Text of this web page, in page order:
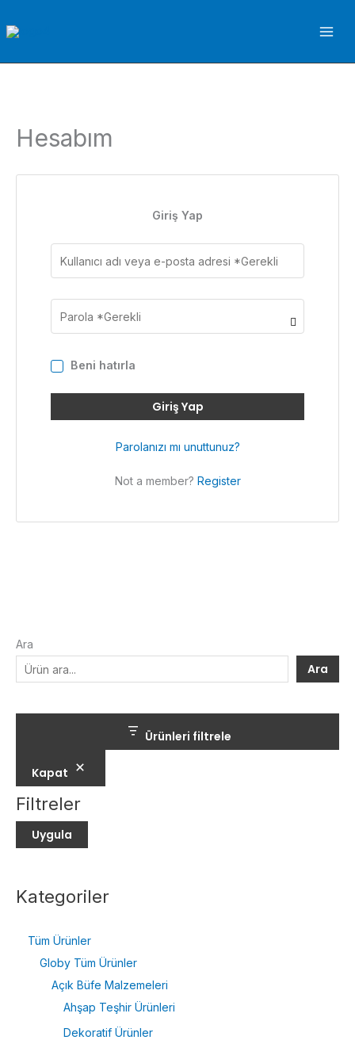
atla
Ara
Ara
Ürünleri filtrele
Kapat
Filtreler
Uygula
Kategoriler
Tüm Ürünler
Globy Tüm Ürünler
Açık Büfe Malzemeleri
Ahşap Teşhir Ürünleri
Dekoratif Ürünler
Hesabım
Giriş Yap
Beni hatırla
Giriş Yap
Parolanızı mı unuttunuz?
Not a member? Register